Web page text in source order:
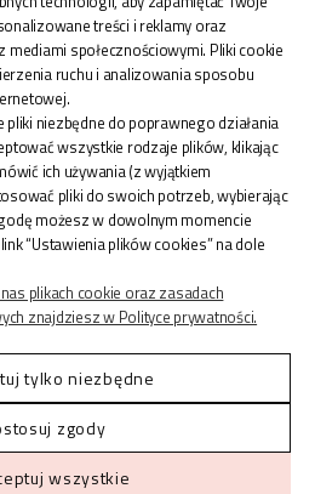
, Dominów ul. Brylantowa
Lublin Polska
ZAKUPY
KONTO
2026 Blinkshop ®
treści i reklamy oraz
mediami społecznościowymi. Pliki cookie
ruchu i analizowania sposobu
pliki niezbędne do poprawnego działania
wszystkie rodzaje plików, klikając
ich używania (z wyjątkiem
pliki do swoich potrzeb, wybierając
możesz w dowolnym momencie
“Ustawienia plików cookies” na dole
plikach cookie oraz zasadach
znajdziesz w Polityce prywatności.
tylko niezbędne
zgody
wszystkie